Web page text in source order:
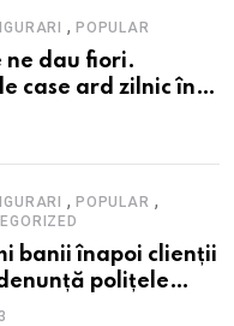
,POPULAR
ne dau fiori.
case ard zilnic în
au
lună
,POPULAR ,
banii înapoi clienții
polițele
și toate termenele